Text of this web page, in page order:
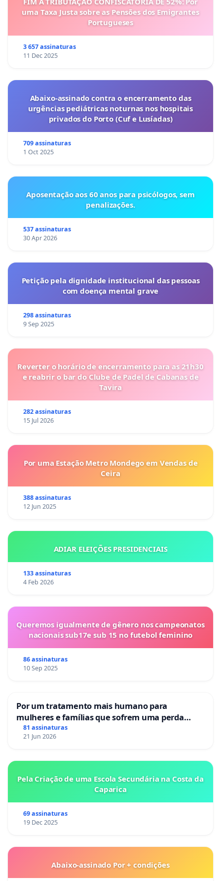
uma Taxa Justa sobre as Pensões dos Emigrantes
Portugueses
3 657 assinaturas
11 Dec 2025
Abaixo-assinado contra o encerramento das
urgências pediátricas noturnas nos hospitais
privados do Porto (Cuf e Lusíadas)
709 assinaturas
1 Oct 2025
Aposentação aos 60 anos para psicólogos, sem
penalizações.
537 assinaturas
30 Apr 2026
Petição pela dignidade institucional das pessoas
com doença mental grave
298 assinaturas
9 Sep 2025
Reverter o horário de encerramento para as 21h30
e reabrir o bar do Clube de Padel de Cabanas de
Tavira
282 assinaturas
15 Jul 2026
Por uma Estação Metro Mondego em Vendas de
Ceira
388 assinaturas
12 Jun 2025
ADIAR ELEIÇÕES PRESIDENCIAIS
133 assinaturas
4 Feb 2026
Queremos igualmente de gênero nos campeonatos
nacionais sub17e sub 15 no futebol feminino
86 assinaturas
10 Sep 2025
Por um tratamento mais humano para
mulheres e famílias que sofrem uma perda
gestacional nos hospitais portugueses
81 assinaturas
21 Jun 2026
Pela Criação de uma Escola Secundária na Costa da
Caparica
69 assinaturas
19 Dec 2025
Abaixo-assinado Por + condições